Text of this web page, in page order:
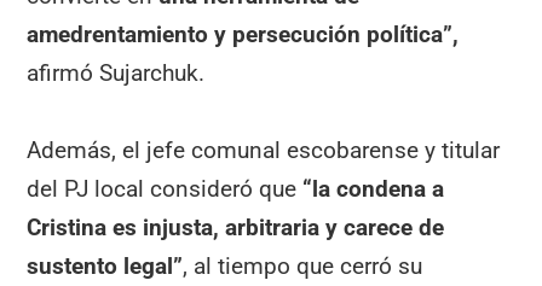
amedrentamiento y persecución política”,
afirmó Sujarchuk.
Además, el jefe comunal escobarense y titular
del PJ local consideró que “la condena a
Cristina es injusta, arbitraria y carece de
sustento legal”, al tiempo que cerró su